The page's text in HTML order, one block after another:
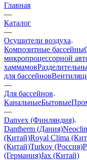
Главная
—
Каталог
—
Осушители воздуха
Композитные бассейны
микропроцессорной
хаммамов
для бассейнов
—
Для бассейнов
КанальныеБытовые
—
Danvex (Финляндия)
Dantherm (Дания)
(Китай)Royal Clima
(Китай)Turkov (Россия)
(Германия)Jax (Китай)